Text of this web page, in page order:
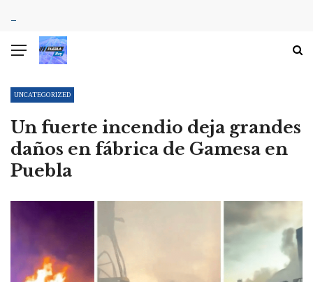
UNCATEGORIZED
Un fuerte incendio deja grandes
daños en fábrica de Gamesa en
Puebla